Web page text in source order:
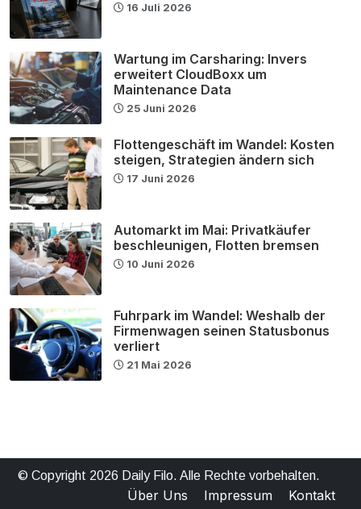
16 Juli 2026
Wartung im Carsharing: Invers
erweitert CloudBoxx um
Maintenance Data
25 Juni 2026
Flottengeschäft im Wandel: Kosten
steigen, Strategien ändern sich
17 Juni 2026
Automarkt im Mai: Privatkäufer
beschleunigen, Flotten bremsen
10 Juni 2026
Fuhrpark im Wandel: Weshalb der
Firmenwagen seinen Statusbonus
verliert
21 Mai 2026
© Copyright 2026 Daily Filo. Alle Rechte vorbehalten.
Über Uns Impressum Kontakt